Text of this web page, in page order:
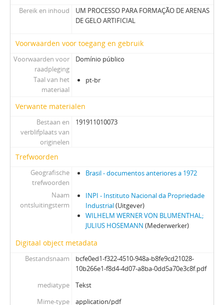
Bereik en inhoud
UM PROCESSO PARA FORMAÇÃO DE ARENAS
DE GELO ARTIFICIAL
Voorwaarden voor toegang en gebruik
Voorwaarden voor
raadpleging
Domínio público
Taal van het
materiaal
pt-br
Verwante materialen
Bestaan en
verblifplaats van
originelen
191911010073
Trefwoorden
Geografische
trefwoorden
Brasil - documentos anteriores a 1972
Naam
ontsluitingsterm
INPI - Instituto Nacional da Propriedade
Industrial(Uitgever)
WILHELM WERNER VON BLUMENTHAL;
JULIUS HOSEMANN (Mederwerker)
Digitaal object metadata
Bestandsnaam
bcfe0ed1-f322-4510-948a-b8fe9cd21028-
10b266e1-f8d4-4d07-a8ba-0dd5a70e3c8f.pdf
mediatype
Tekst
Mime-type
application/pdf